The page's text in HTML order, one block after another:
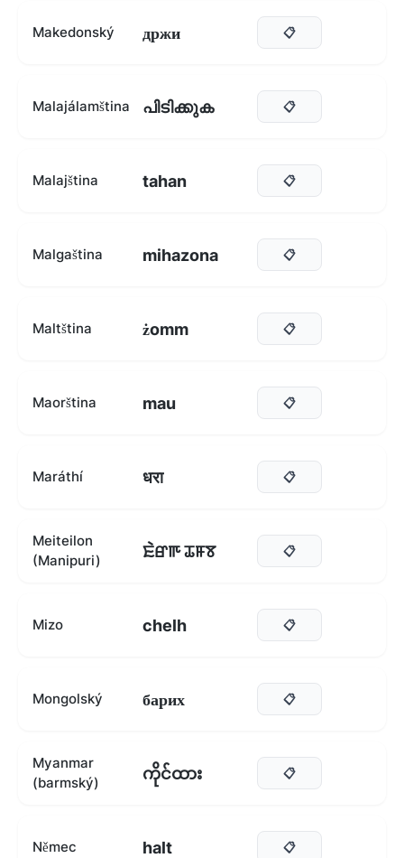
Makedonský држи 📋
Malajálamština പിടിക്കുക 📋
Malajština tahan 📋
Malgaština mihazona 📋
Maltština żomm 📋
Maorština mau 📋
Maráthí धरा 📋
Meiteilon
(Manipuri)
ꯐꯥꯔꯒ ꯊꯝꯕ 📋
Mizo chelh 📋
Mongolský барих 📋
Myanmar
(barmský)
ကိုင်ထား 📋
Němec halt 📋